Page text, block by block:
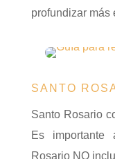
profundizar más
SANTO
Santo Rosario
Es importante
Rosario NO